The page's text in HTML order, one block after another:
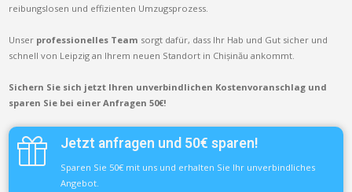
reibungslosen und effizienten Umzugsprozess.
Unser professionelles Team sorgt dafür, dass Ihr Hab und Gut sicher und
schnell von Leipzig an Ihrem neuen Standort in Chișinău ankommt.
Sichern Sie sich jetzt Ihren unverbindlichen Kostenvoranschlag und
sparen Sie bei einer Anfragen 50€!
Jetzt anfragen und 50€ sparen!
Sparen Sie 50€ mit uns und erhalten Sie Ihr unverbindliches
Angebot.